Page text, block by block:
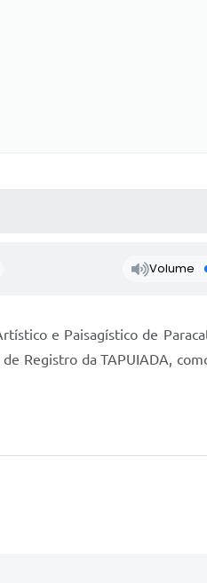
Volume
e Paisagístico de
Registro da TAPUIADA,